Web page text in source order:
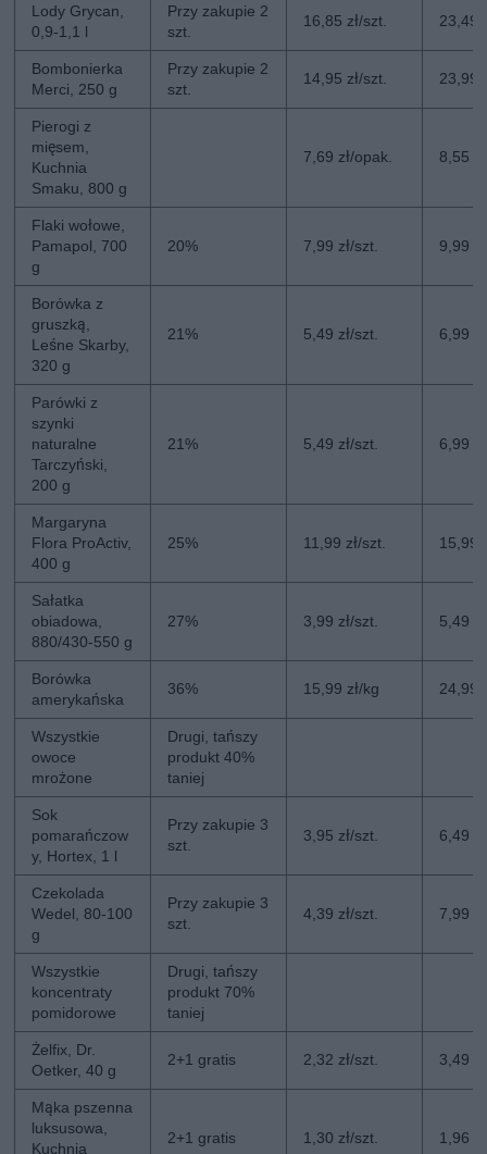
Lody Grycan,
0,9-1,1 l
Przy zakupie 2
szt.
16,85 zł/szt. 23,49
Bombonierka
Merci, 250 g
Przy zakupie 2
szt.
14,95 zł/szt. 23,99
Pierogi z
mięsem,
Kuchnia
Smaku, 800 g
7,69 zł/opak. 8,55
Flaki wołowe,
Pamapol, 700
g
20% 7,99 zł/szt. 9,99
Borówka z
gruszką,
Leśne Skarby,
320 g
21% 5,49 zł/szt. 6,99
Parówki z
szynki
naturalne
Tarczyński,
200 g
21% 5,49 zł/szt. 6,99
Margaryna
Flora ProActiv,
400 g
25% 11,99 zł/szt. 15,99
Sałatka
obiadowa,
880/430-550 g
27% 3,99 zł/szt. 5,49
Borówka
amerykańska
36% 15,99 zł/kg 24,99
Wszystkie
owoce
mrożone
Drugi, tańszy
produkt 40%
taniej
Sok
pomarańczow
y, Hortex, 1 l
Przy zakupie 3
szt.
3,95 zł/szt. 6,49
Czekolada
Wedel, 80-100
g
Przy zakupie 3
szt.
4,39 zł/szt. 7,99
Wszystkie
koncentraty
pomidorowe
Drugi, tańszy
produkt 70%
taniej
Żelfix, Dr.
Oetker, 40 g
2+1 gratis 2,32 zł/szt. 3,49
Mąka pszenna
luksusowa,
Kuchnia
2+1 gratis 1,30 zł/szt. 1,96